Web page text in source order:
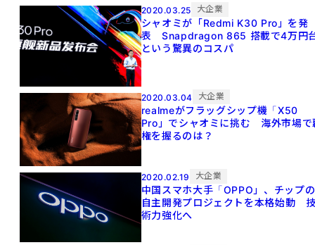
2020.03.25 大企業
シャオミが「Redmi K30 Pro」を発
表 Snapdragon 865 搭載で4万円
という驚異のコスパ
2020.03.04 大企業
realmeがフラッグシップ機「X50
Pro」でシャオミに挑む 海外市場で
権を握るのは？
2020.02.19 大企業
中国スマホ大手「OPPO」、チップの
自主開発プロジェクトを本格始動
術力強化へ